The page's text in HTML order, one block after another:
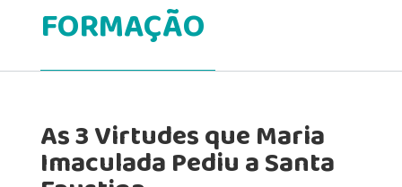
FORMAÇÃO
As 3 Virtudes que Maria
Imaculada Pediu a Santa